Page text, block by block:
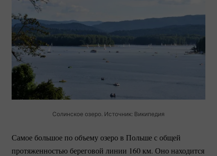
Солинское озеро. Источник: Википедия
Самое большое по объему озеро в Польше с общей
протяженностью береговой линии 160 км. Оно находится